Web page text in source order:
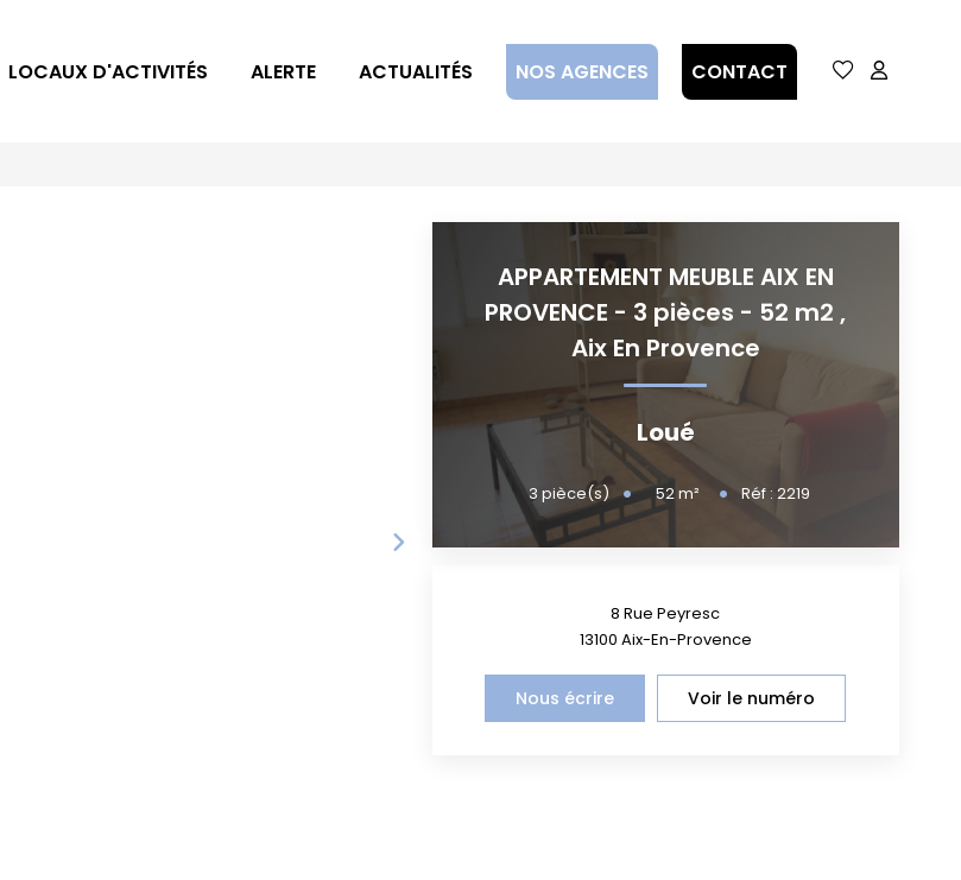
LOCAUX D'ACTIVITÉS ALERTE ACTUALITÉS NOS AGENCES CONTACT
APPARTEMENT MEUBLE AIX EN
PROVENCE - 3 pièces - 52 m2 ,
Aix En Provence
Loué
3 pièce(s) 52m² Réf : 2219
8 Rue Peyresc
13100 Aix-En-Provence
Nous écrire Voir le numéro